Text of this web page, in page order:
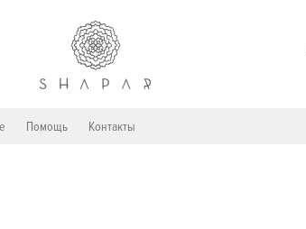
Помощь Контакты